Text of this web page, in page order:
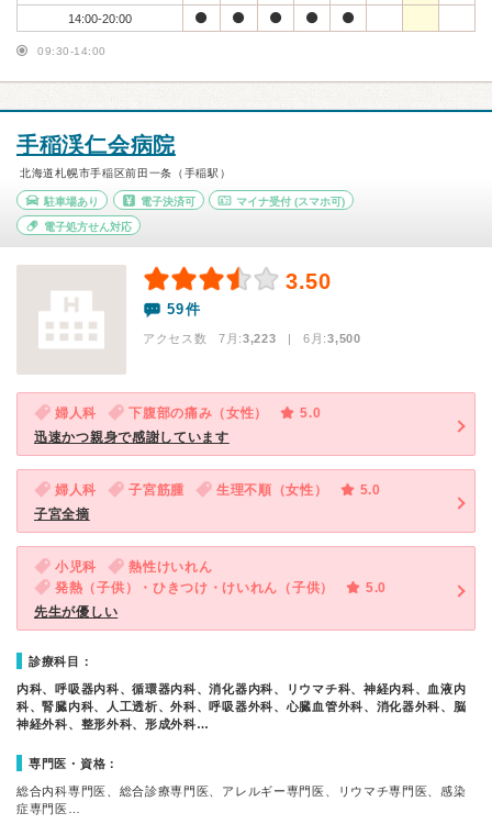
14:00-20:00
09:30-14:00
手稲渓仁会病院
北海道札幌市手稲区前田一条（手稲駅）
駐車場あり 電子決済可 マイナ受付 (スマホ可)
電子処方せん対応
3.50
59件
アクセス数 7月:3,223 | 6月:3,500
婦人科 下腹部の痛み（女性）
5.0
迅速かつ親身で感謝しています
婦人科 子宮筋腫 生理不順（女性）
5.0
子宮全摘
小児科
熱性けいれん
発熱（子供）・ひきつけ・けいれん（子供）
5.0
先生が優しい
診療科目：
内科、呼吸器内科、循環器内科、消化器内科、リウマチ科、神経内科、血液内
科、腎臓内科、人工透析、外科、呼吸器外科、心臓血管外科、消化器外科、脳
神経外科、整形外科、形成外科…
専門医・資格：
総合内科専門医、総合診療専門医、アレルギー専門医、リウマチ専門医、感染
症専門医…